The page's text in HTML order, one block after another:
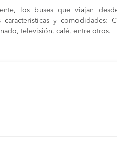
los buses que viajan
características y comodidades:
televisión, café, entre otros.